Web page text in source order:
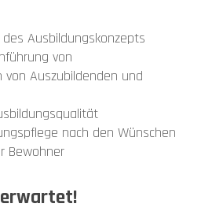
Ausbildungskonzepts
von
von Auszubildenden und
nach den Wünschen
Bewohner